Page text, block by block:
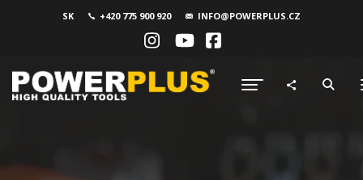
SK +420 775 900 920 INFO@POWERPLUS.CZ